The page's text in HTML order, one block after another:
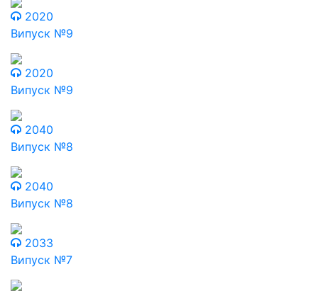
2020
Випуск №9
2020
Випуск №9
2040
Випуск №8
2040
Випуск №8
2033
Випуск №7